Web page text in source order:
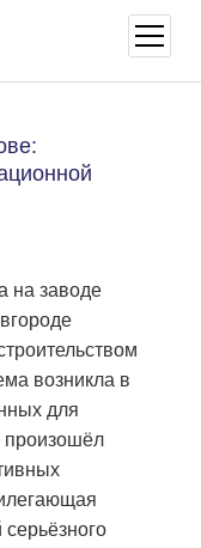
меню
на заводе
возникла в
для
произошёл
серьёзного